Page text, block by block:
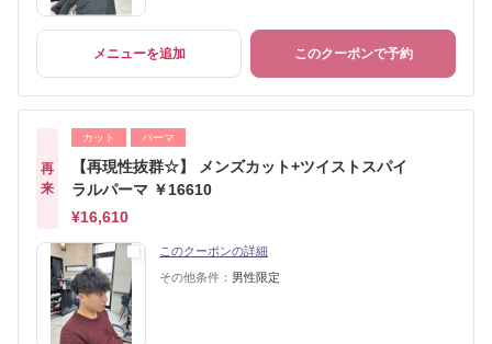
メニューを追加 このクーポンで予約
再
来
カット パーマ
【再現性抜群☆】 メンズカット+ツイストスパイ
ラルパーマ ￥16610
¥16,610
このクーポンの詳細
その他条件： 男性限定